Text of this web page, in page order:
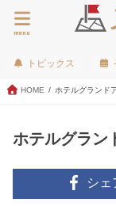
menu
トピックス
HOME ホテルグランド
ホテルグラン
シェ